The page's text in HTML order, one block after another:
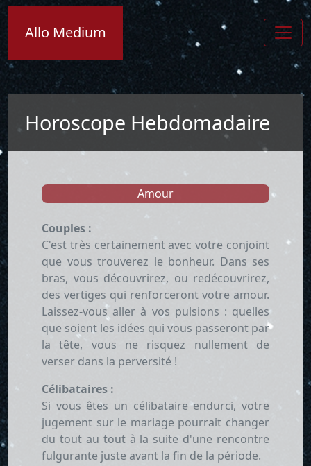
Allo Medium
Horoscope Hebdomadaire
Amour
Couples :
C'est très certainement avec votre conjoint
que vous trouverez le bonheur. Dans ses
bras, vous découvrirez, ou redécouvrirez,
des vertiges qui renforceront votre amour.
Laissez-vous aller à vos pulsions : quelles
que soient les idées qui vous passeront par
la tête, vous ne risquez nullement de
verser dans la perversité !
Célibataires :
Si vous êtes un célibataire endurci, votre
jugement sur le mariage pourrait changer
du tout au tout à la suite d'une rencontre
fulgurante juste avant la fin de la période.